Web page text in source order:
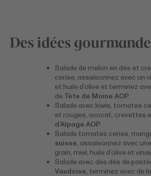
Des idées
Salade de melon en dés et
cerise, assaisonnez avec un
et huile d’olive et terminez
de Tête de Moine AOP.
Salade avec kiwis, tomates
et rouges, avocat, crevettes
d’Alpage AOP.
Salade tomates cerise,
suisse, assaisonnez avec
grain, miel, huile d’olive et
Salade avec des dés de
Vaudoise, terminez avec de